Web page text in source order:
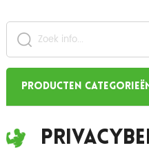
Producten